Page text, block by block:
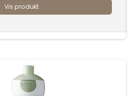
Vis produkt